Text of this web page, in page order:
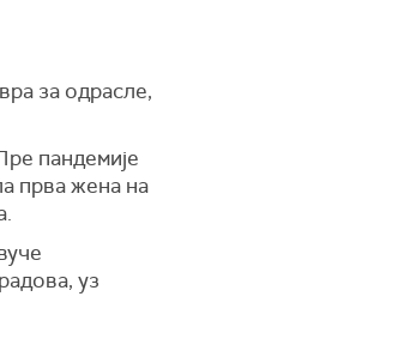
за одрасле,
пандемије
прва жена на
уз